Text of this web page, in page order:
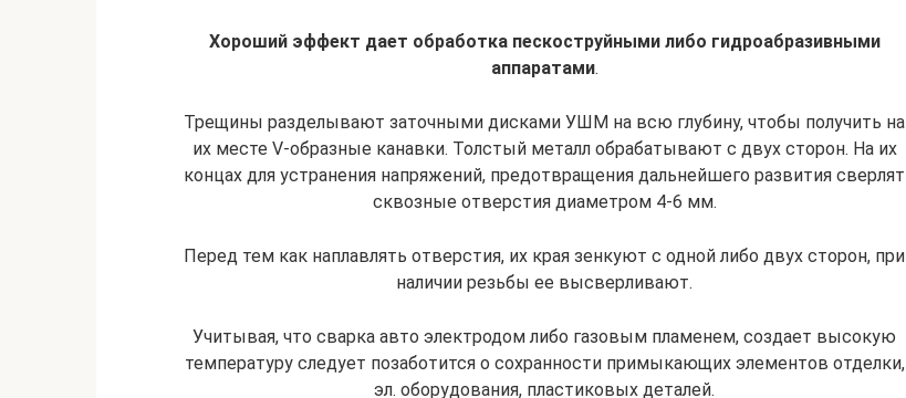
Хороший эффект дает обработка пескоструйными либо гидроабразивными
аппаратами.
Трещины разделывают заточными дисками УШМ на всю глубину, чтобы получить на
их месте V-образные канавки. Толстый металл обрабатывают с двух сторон. На их
концах для устранения напряжений, предотвращения дальнейшего развития сверлят
сквозные отверстия диаметром 4-6 мм.
Перед тем как наплавлять отверстия, их края зенкуют с одной либо двух сторон, при
наличии резьбы ее высверливают.
Учитывая, что сварка авто электродом либо газовым пламенем, создает высокую
температуру следует позаботится о сохранности примыкающих элементов отделки,
эл. оборудования, пластиковых деталей.